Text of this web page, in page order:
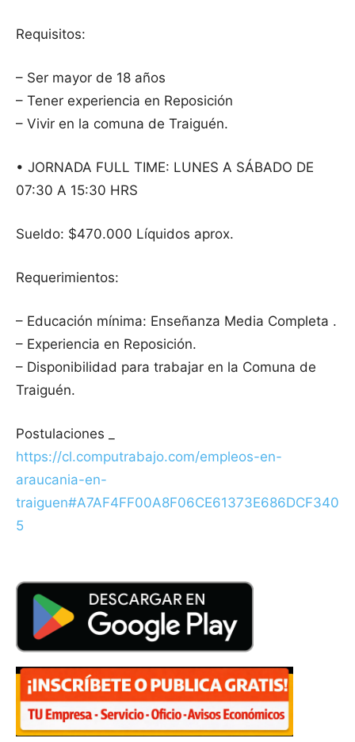
Requisitos:
– Ser mayor de 18 años
– Tener experiencia en Reposición
– Vivir en la comuna de Traiguén.
• JORNADA FULL TIME: LUNES A SÁBADO DE
07:30 A 15:30 HRS
Sueldo: $470.000 Líquidos aprox.
Requerimientos:
– Educación mínima: Enseñanza Media Completa .
– Experiencia en Reposición.
– Disponibilidad para trabajar en la Comuna de
Traiguén.
Postulaciones _
https://cl.computrabajo.com/empleos-en-
araucania-en-
traiguen#A7AF4FF00A8F06CE61373E686DCF340
5